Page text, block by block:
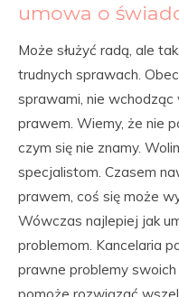
umowa o
Może służyć radą, ale
trudnych sprawach.
sprawami, nie wchodząc
prawem. Wiemy, że nie
czym się nie znamy.
specjalistom. Czasem
prawem, coś się może
Wówczas najlepiej jak
problemom. Kancelaria
prawne problemy